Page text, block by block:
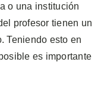
o una institución
profesor tienen un
Teniendo esto en
es importante